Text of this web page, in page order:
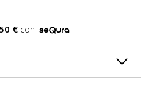
50 € con